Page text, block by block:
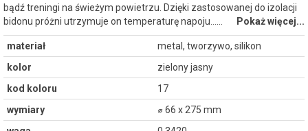
bądź treningi na świeżym powietrzu. Dzięki zastosowanej do izolacji
bidonu próżni utrzymuje on temperaturę napoju...…
Pokaż więcej...
materiał
metal, tworzywo, silikon
kolor
zielony jasny
kod koloru
17
wymiary
⌀ 66 x 275 mm